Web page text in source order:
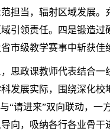
担当，辐射区域发展
引领责任。四是锻造过
市级教学赛事中斩获佳
思政课教师代表结合一
发展实际，围绕深化校
“请进来”双向联动，
向，吸纳各行各业骨干